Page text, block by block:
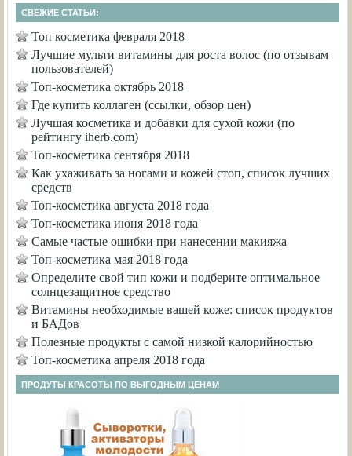
СВЕЖИЕ СТАТЬИ:
Топ косметика февраля 2018
Лучшие мульти витамины для роста волос (по отзывам
пользователей)
Топ-косметика октябрь 2018
Где купить коллаген (ссылки, обзор цен)
Лучшая косметика и добавки для сухой кожи (по
рейтингу iherb.com)
Топ-косметика сентября 2018
Как ухаживать за ногами и кожей стоп, список лучших
средств
Топ-косметика августа 2018 года
Топ-косметика июня 2018 года
Самые частые ошибки при нанесении макияжа
Топ-косметика мая 2018 года
Определите свой тип кожи и подберите оптимальное
солнцезащитное средство
Витамины необходимые вашей коже: список продуктов
и БАДов
Полезные продукты с самой низкой калорийностью
Топ-косметика апреля 2018 года
ПРОДУТЫ КРАСОТЫ ПО ВЫГОДНЫМ ЦЕНАМ